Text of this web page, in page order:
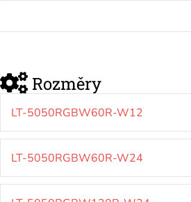
Rozměry
LT-5050RGBW60R-W12
LT-5050RGBW60R-W24